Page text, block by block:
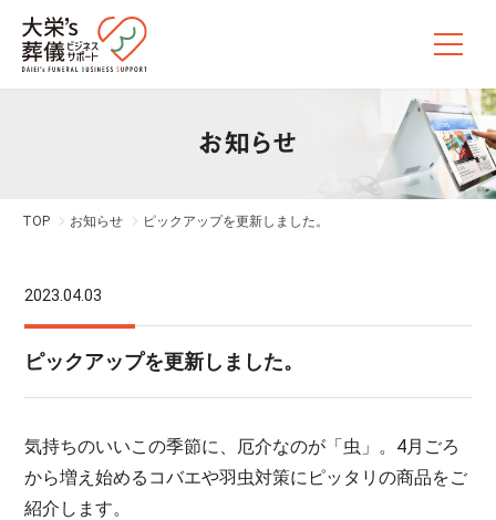
お知らせ
TOP お知らせ ピックアップを更新しました。
2023.04.03
ピックアップを更新しました。
気持ちのいいこの季節に、厄介なのが「虫」。4月ごろ
から増え始めるコバエや羽虫対策にピッタリの商品をご
紹介します。